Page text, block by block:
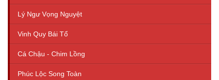
Lý Ngư Vọng Nguyệt
Vinh Quy Bái Tổ
Cá Chậu - Chim Lồng
Phúc Lộc Song Toàn